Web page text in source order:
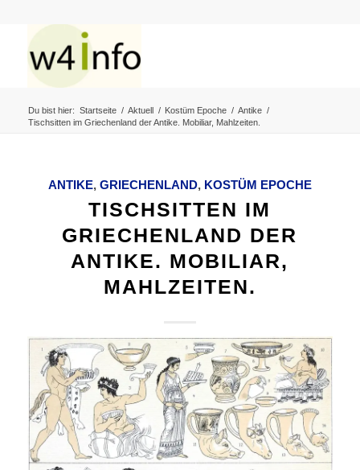
Du bist hier: Startseite / Aktuell / Kostüm Epoche / Antike /
Tischsitten im Griechenland der Antike. Mobiliar, Mahlzeiten.
ANTIKE, GRIECHENLAND, KOSTÜM EPOCHE
TISCHSITTEN IM
GRIECHENLAND DER
ANTIKE. MOBILIAR,
MAHLZEITEN.